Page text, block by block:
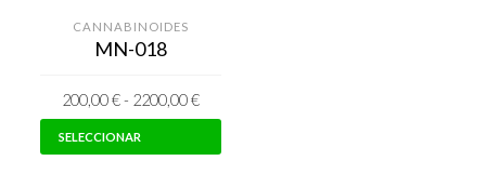
CANNABINOIDES
MN-018
200,00€- 2200,00€
SELECCIONAR